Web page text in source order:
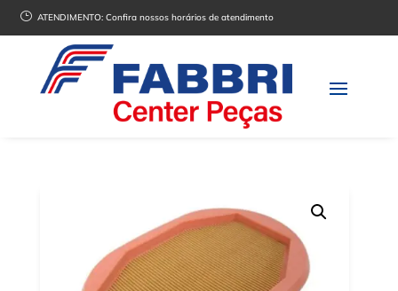
} ATENDIMENTO:Confira nossos horários de atendimento